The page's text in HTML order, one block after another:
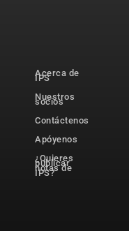
Acerca de
IPS
Nuestros
socios
Contáctenos
Apóyenos
¿Quieres
publicar
notas de
IPS?